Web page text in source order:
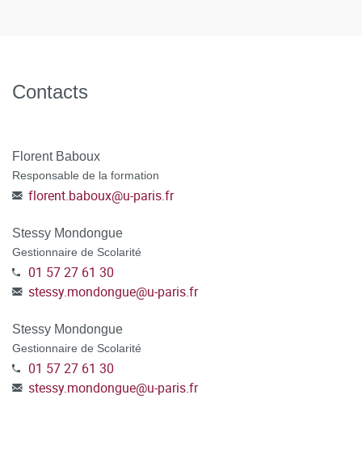
Contacts
Florent Baboux
Responsable de la formation
florent.baboux@u-paris.fr
Stessy Mondongue
Gestionnaire de Scolarité
01 57 27 61 30
stessy.mondongue@u-paris.fr
Stessy Mondongue
Gestionnaire de Scolarité
01 57 27 61 30
stessy.mondongue@u-paris.fr